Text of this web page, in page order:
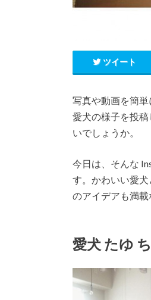
ツイート
写真や動画を簡
愛犬の様子を投
いでしょうか。
今日は、そんな
す。かわいい愛
のアイデアも満載
愛犬 たゆ